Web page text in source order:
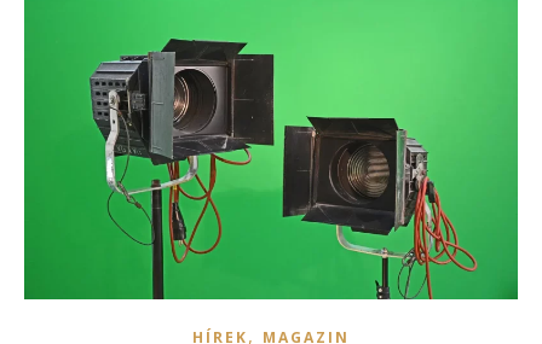
HÍREK, MAGAZIN